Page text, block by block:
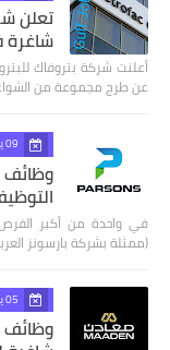
تعلن
أعلنت شركة بتروفاك
عن طرج مجموعة من
09 يوليو 2026
التوظيف لـ 375
في واحدة من أكبر الفرص
(ممثلة بشركة بارسونز
05 يوليو 2026